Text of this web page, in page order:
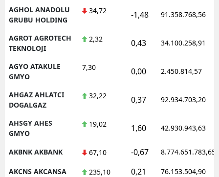
AGHOL ANADOLU
GRUBU HOLDING
34,72 -1,48 91.358.768,56
AGROT AGROTECH
TEKNOLOJI
2,32 0,43 34.100.258,91
AGYO ATAKULE
GMYO
7,30 0,00 2.450.814,57
AHGAZ AHLATCI
DOGALGAZ
32,22 0,37 92.934.703,20
AHSGY AHES
GMYO
19,02 1,60 42.930.943,63
AKBNK AKBANK 67,10 -0,67 8.774.651.783,65
AKCNS AKCANSA 235,10 0,21 76.153.504,90